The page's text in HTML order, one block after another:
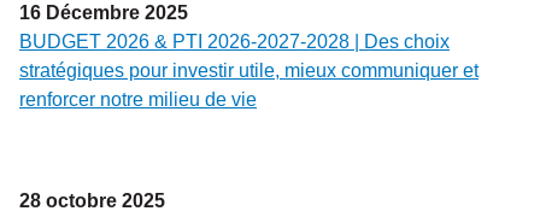
16 Décembre 2025
BUDGET 2026 & PTI 2026-2027-2028 | Des choix
stratégiques pour investir utile, mieux communiquer et
renforcer notre milieu de vie
28 octobre 2025